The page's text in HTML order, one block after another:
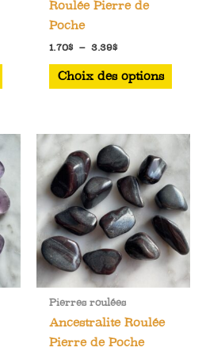
Ce
produit
variations.
Les
options
peuvent
être
choisies
la
Roulée Pierre de
Poche
1.70$ – 3.39$Plage
prix :
1.70$
Choix des options
Ce
Les
être
sur
la
Pierres roulées
Ancestralite Roulée
Pierre de Poche